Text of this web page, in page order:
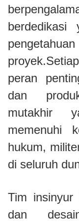
berdedikasi
peran
dan
mutakhir
memenuhi
hukum,
di seluruh
Tim insinyur
dan